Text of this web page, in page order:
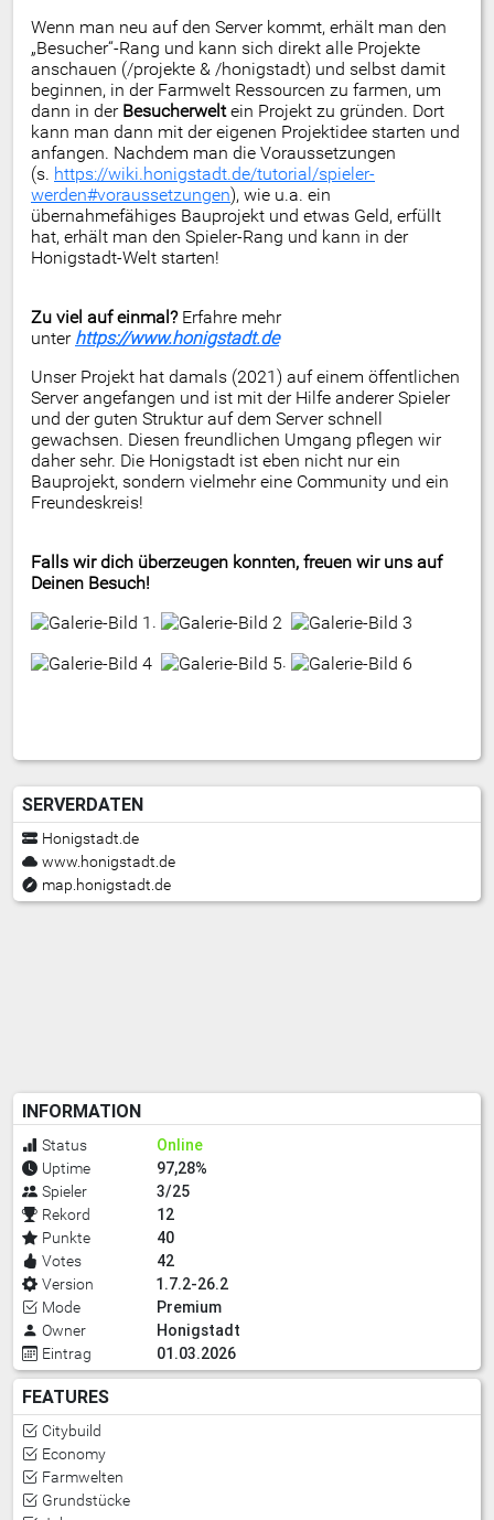
Wenn man neu auf den Server kommt, erhält man den
„Besucher“-Rang und kann sich direkt alle Projekte
anschauen (/projekte & /honigstadt) und selbst damit
beginnen, in der Farmwelt Ressourcen zu farmen, um
dann in der Besucherweltein Projekt zu gründen. Dort
kann man dann mit der eigenen Projektidee starten und
anfangen. Nachdem man die Voraussetzungen
(s. https://wiki.honigstadt.de/tutorial/spieler-
werden#voraussetzungen), wie u.a. ein
übernahmefähiges Bauprojekt und etwas Geld, erfüllt
hat, erhält man den Spieler-Rang und kann in der
Honigstadt-Welt starten!
Zu viel auf einmal?Erfahre mehr
unter https://www.honigstadt.de
Unser Projekt hat damals (2021) auf einem öffentlichen
Server angefangen und ist mit der Hilfe anderer Spieler
und der guten Struktur auf dem Server schnell
gewachsen. Diesen freundlichen Umgang pflegen wir
daher sehr. Die Honigstadt ist eben nicht nur ein
Bauprojekt, sondern vielmehr eine Community und ein
Freundeskreis!
Falls wir dich überzeugen konnten, freuen wir uns auf
Deinen Besuch!
.
.
SERVERDATEN
Honigstadt.de
www.honigstadt.de
map.honigstadt.de
INFORMATION
Status Online
Uptime 97,28%
Spieler 3/25
Rekord 12
Punkte 40
Votes 42
Version 1.7.2-26.2
Mode Premium
Owner Honigstadt
Eintrag 01.03.2026
FEATURES
Citybuild
Economy
Farmwelten
Grundstücke